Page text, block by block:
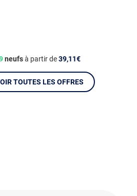
neufsà partir de39,11€
TOUTES LES OFFRES